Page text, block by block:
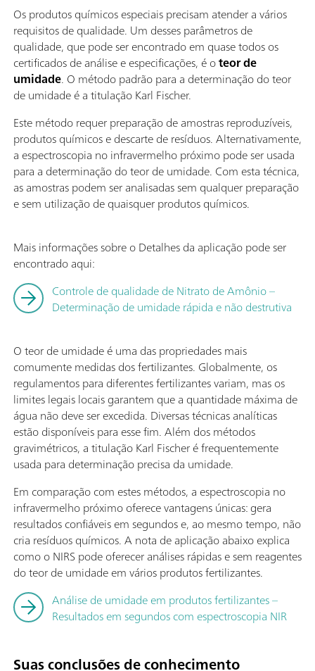
Os produtos químicos especiais precisam atender a vários
requisitos de qualidade. Um desses parâmetros de
qualidade, que pode ser encontrado em quase todos os
certificados de análise e especificações, é oteor de
umidade. O método padrão para a determinação do teor
de umidade é a titulação Karl Fischer.
Este método requer preparação de amostras reproduzíveis,
produtos químicos e descarte de resíduos. Alternativamente,
a espectroscopia no infravermelho próximo pode ser usada
para a determinação do teor de umidade. Com esta técnica,
as amostras podem ser analisadas sem qualquer preparação
e sem utilização de quaisquer produtos químicos.
Mais informações sobre o Detalhes da aplicação pode ser
encontrado aqui:
Controle de qualidade de Nitrato de Amônio –
Determinação de umidade rápida e não destrutiva
O teor de umidade é uma das propriedades mais
comumente medidas dos fertilizantes. Globalmente, os
regulamentos para diferentes fertilizantes variam, mas os
limites legais locais garantem que a quantidade máxima de
água não deve ser excedida. Diversas técnicas analíticas
estão disponíveis para esse fim. Além dos métodos
gravimétricos, a titulação Karl Fischer é frequentemente
usada para determinação precisa da umidade.
Em comparação com estes métodos, a espectroscopia no
infravermelho próximo oferece vantagens únicas: gera
resultados confiáveis em segundos e, ao mesmo tempo, não
cria resíduos químicos. A nota de aplicação abaixo explica
como o NIRS pode oferecer análises rápidas e sem reagentes
do teor de umidade em vários produtos fertilizantes.
Análise de umidade em produtos fertilizantes –
Resultados em segundos com espectroscopia NIR
Suas conclusões de conhecimento